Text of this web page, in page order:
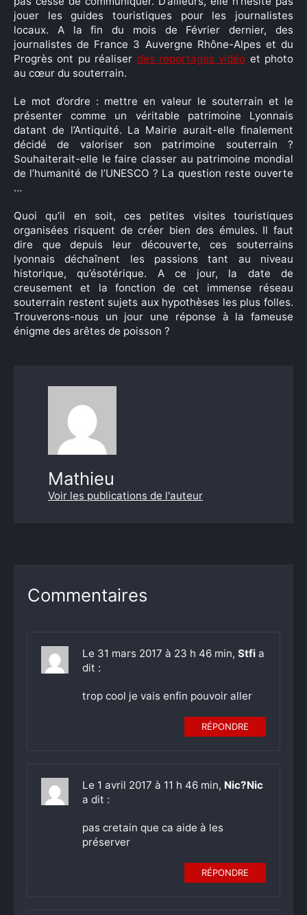
jouer les guides touristiques pour les journalistes
locaux. A la fin du mois de Février dernier, des
journalistes de France 3 Auvergne Rhône-Alpes et du
Progrès ont pu réaliser des reportages vidéo et photo
au cœur du souterrain.
Le mot d’ordre : mettre en valeur le souterrain et le
présenter comme un véritable patrimoine Lyonnais
datant de l’Antiquité. La Mairie aurait-elle finalement
décidé de valoriser son patrimoine souterrain ?
Souhaiterait-elle le faire classer au patrimoine mondial
de l’humanité de l’UNESCO ? La question reste ouverte
…
Quoi qu’il en soit, ces petites visites touristiques
organisées risquent de créer bien des émules. Il faut
dire que depuis leur découverte, ces souterrains
lyonnais déchaînent les passions tant au niveau
historique, qu’ésotérique. A ce jour, la date de
creusement et la fonction de cet immense réseau
souterrain restent sujets aux hypothèses les plus folles.
Trouverons-nous un jour une réponse à la fameuse
énigme des arêtes de poisson ?
Mathieu
Voir les publications de l'auteur
Commentaires
Le 31 mars 2017 à 23 h 46 min, Stfi a
dit :
trop cool je vais enfin pouvoir aller
RÉPONDRE
Le 1 avril 2017 à 11 h 46 min, Nic?Nic
a dit :
pas cretain que ca aide à les
préserver
RÉPONDRE
Rechercher
: